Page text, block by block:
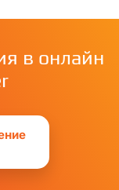
в онлайн